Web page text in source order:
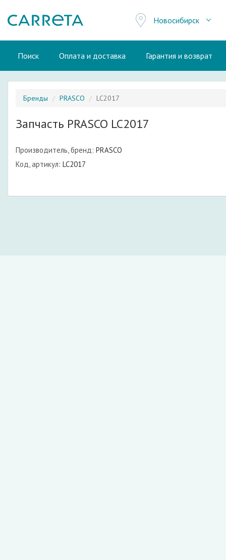
Новосибирск
Поиск Оплата и доставка Гарантия и возврат
Бренды PRASCO LC2017
Запчасть PRASCO LC2017
Производитель, бренд: PRASCO
Код, артикул: LC2017